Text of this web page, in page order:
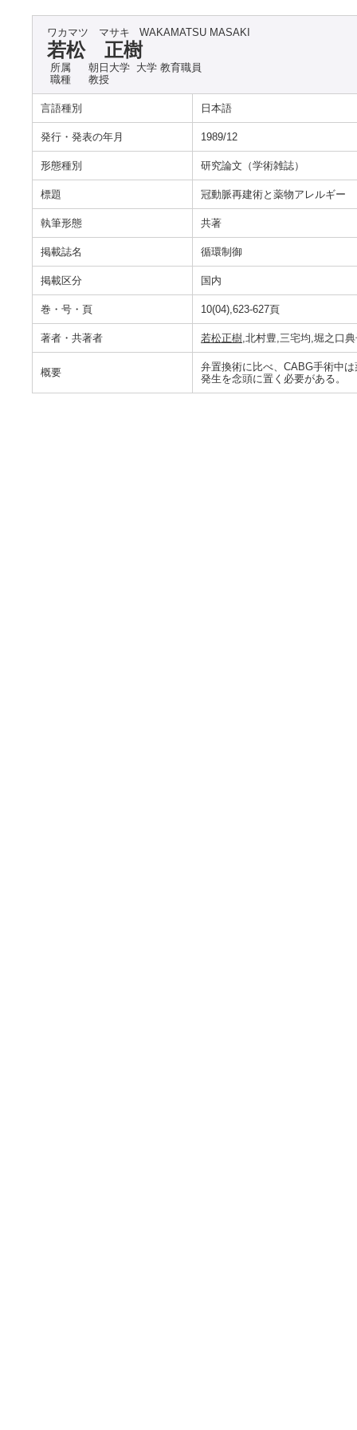
ワカマツ マサキ WAKAMATSU MASAKI
若松 正樹
所属
朝日大学 大学 教育職員
職種
教授
言語種別 日本語
発行・発表の年月 1989/12
形態種別 研究論文（学術雑誌）
標題 冠動脈再建術と薬物アレルギー
執筆形態 共著
掲載誌名 循環制御
掲載区分 国内
巻・号・頁 10(04),623-627頁
著者・共著者 若松正樹,北村豊,三宅均,堀之口
概要
弁置換術に比べ、CABG手術中
発生を念頭に置く必要がある。